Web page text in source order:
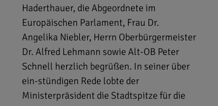
Haderthauer, die Abgeordnete im
Europäischen Parlament, Frau Dr.
Angelika Niebler, Herrn Oberbürgermeister
Dr. Alfred Lehmann sowie Alt-OB Peter
Schnell herzlich begrüßen. In seiner über
ein-stündigen Rede lobte der
Ministerpräsident die Stadtspitze für die